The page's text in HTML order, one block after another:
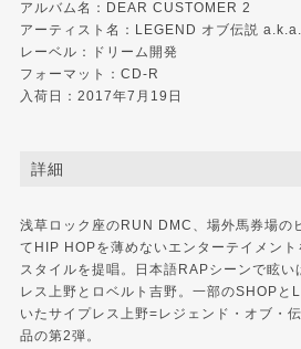
アルバム名：DEAR CUSTOMER 2
アーティスト名：LEGEND オブ伝説
レーベル：
ドリーム開発
フォーマット：CD-R
入荷日：2017年7月19日
詳細
浅草ロック座のRUN DMC、場外馬券場の
てHIP HOPを薄めないエンターテイメン
スタイルを提唱。日本語RAPシーンで眩
レス上野とロベルト吉野。一部のSHOPと
いたサイプレス上野=レジェンド・オブ・
品の第2弾。